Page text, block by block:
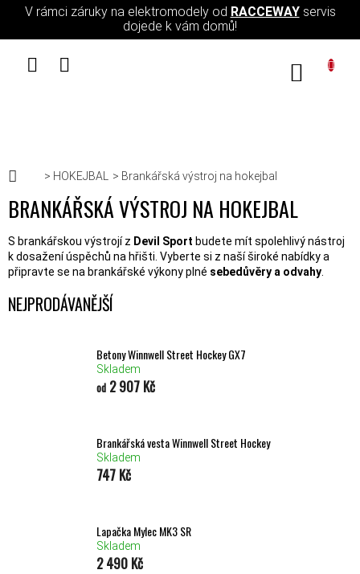
Přejít na obsah
V rámci záruky na elektromodely od RACCEWAYservis
dojede k vám domů!
Domů
HOKEJBAL Brankářská výstroj na hokejbal
BRANKÁŘSKÁ VÝSTROJ NA HOKEJBAL
S brankářskou výstrojí z Devil Sport budete mít spolehlivý nástroj
k dosažení úspěchů na hřišti. Vyberte si z naší široké nabídky a
připravte se na brankářské výkony plné sebedůvěry a odvahy.
NEJPRODÁVANĚJŠÍ
Betony Winnwell Street Hockey GX7
Skladem
od 2 907 Kč
Brankářská vesta Winnwell Street Hockey
Skladem
747 Kč
Lapačka Mylec MK3 SR
Skladem
2 490 Kč